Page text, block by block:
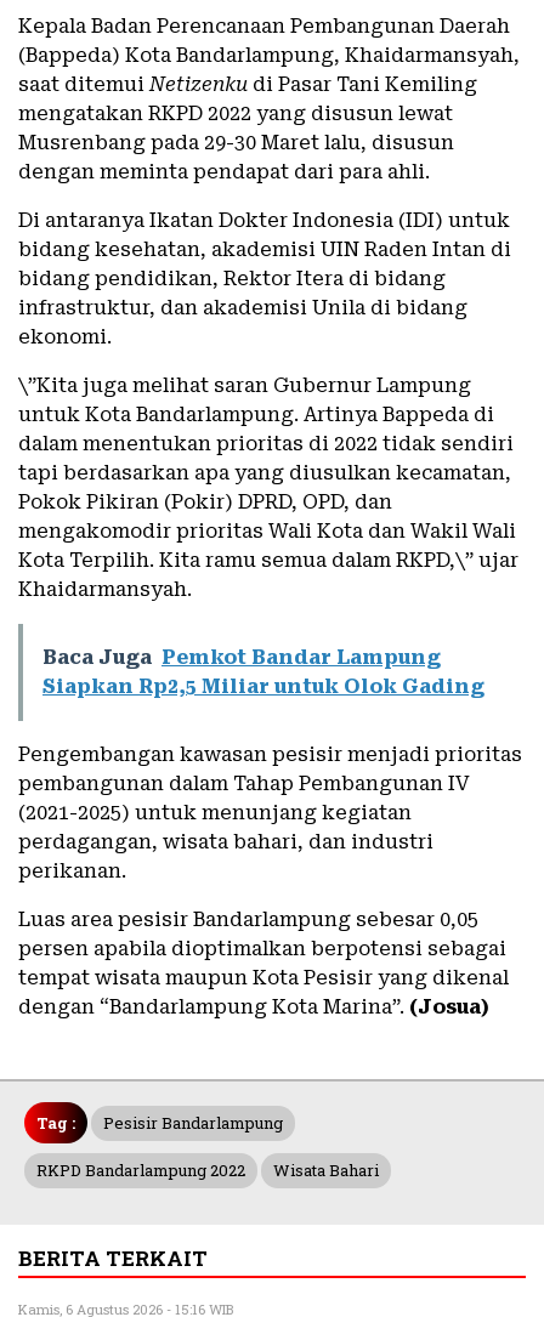
Kepala Badan Perencanaan Pembangunan Daerah
(Bappeda) Kota Bandarlampung, Khaidarmansyah,
saat ditemuiNetizenku di Pasar Tani Kemiling
mengatakan RKPD 2022 yang disusun lewat
Musrenbang pada 29-30 Maret lalu, disusun
dengan meminta pendapat dari para ahli.
Di antaranya Ikatan Dokter Indonesia (IDI) untuk
bidang kesehatan, akademisi UIN Raden Intan di
bidang pendidikan, Rektor Itera di bidang
infrastruktur, dan akademisi Unila di bidang
ekonomi.
\”Kita juga melihat saran Gubernur Lampung
untuk Kota Bandarlampung. Artinya Bappeda di
dalam menentukan prioritas di 2022 tidak sendiri
tapi berdasarkan apa yang diusulkan kecamatan,
Pokok Pikiran (Pokir) DPRD, OPD, dan
mengakomodir prioritas Wali Kota dan Wakil Wali
Kota Terpilih. Kita ramu semua dalam RKPD,\” ujar
Khaidarmansyah.
Baca Juga Pemkot Bandar Lampung
Siapkan Rp2,5 Miliar untuk Olok Gading
Pengembangan kawasan pesisir menjadi prioritas
pembangunan dalam Tahap Pembangunan IV
(2021-2025) untuk menunjang kegiatan
perdagangan, wisata bahari, dan industri
perikanan.
Luas area pesisir Bandarlampung sebesar 0,05
persen apabila dioptimalkan berpotensi sebagai
tempat wisata maupun Kota Pesisir yang dikenal
dengan “Bandarlampung Kota Marina”. (Josua)
Tag : Pesisir Bandarlampung
RKPD Bandarlampung 2022 Wisata Bahari
BERITA TERKAIT
Kamis, 6 Agustus 2026 - 15:16 WIB